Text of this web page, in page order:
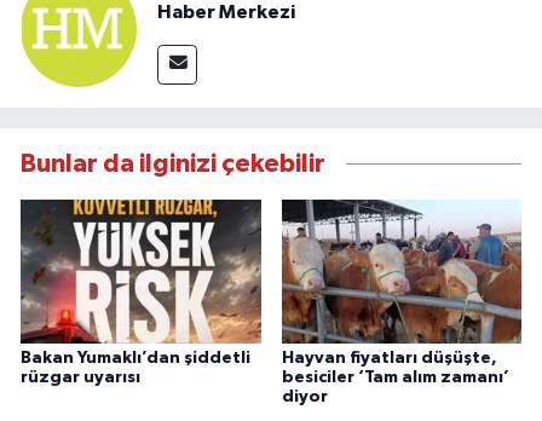
Haber Merkezi
Bunlar da ilginizi çekebilir
Bakan Yumaklı’dan şiddetli
rüzgar uyarısı
Hayvan fiyatları düşüşte,
besiciler ‘Tam alım zamanı’
diyor